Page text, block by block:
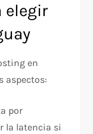
elegir
en
aspectos:
por
la latencia si